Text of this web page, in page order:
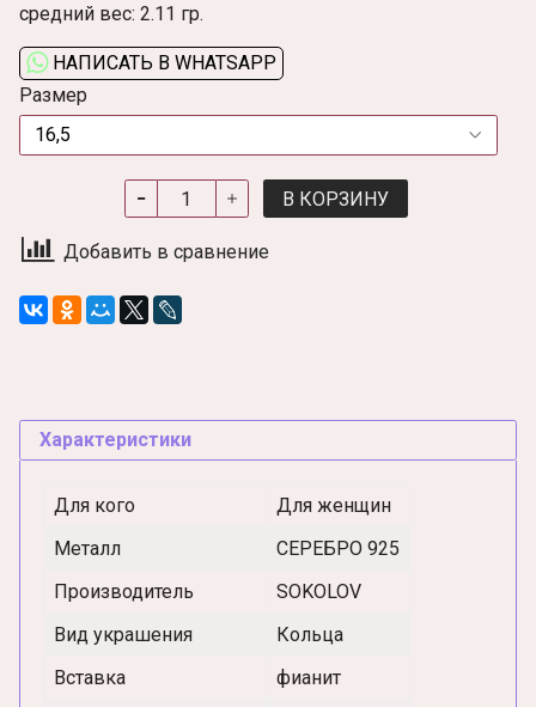
средний вес: 2.11 гр.
НАПИСАТЬ В WHATSAPP
Размер
В КОРЗИНУ
Добавить в сравнение
Характеристики
Для кого
Для женщин
Металл
СЕРЕБРО 925
Производитель
SOKOLOV
Вид украшения
Кольца
Вставка
фианит